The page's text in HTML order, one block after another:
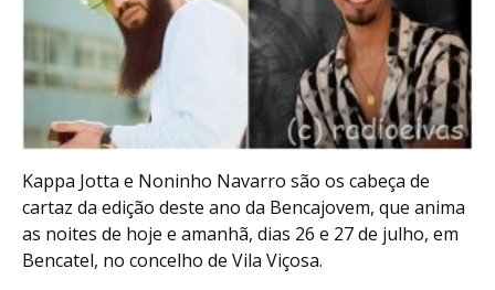
Kappa Jotta e Noninho Navarro são os cabeça de
cartaz da edição deste ano da Bencajovem, que anima
as noites de hoje e amanhã, dias 26 e 27 de julho, em
Bencatel, no concelho de Vila Viçosa.